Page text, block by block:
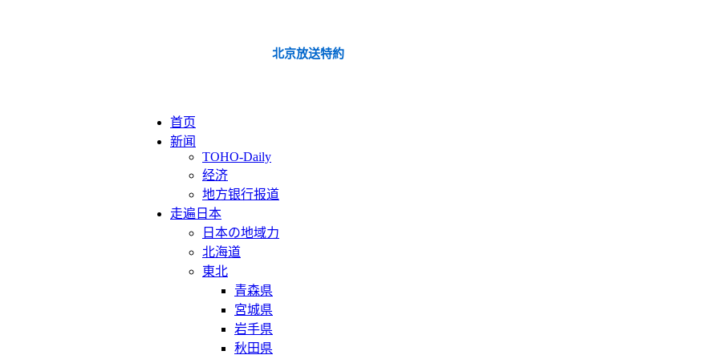
北京放送特約
首页
新闻
TOHO-Daily
经济
地方银行报道
走遍日本
日本の地域力
北海道
東北
青森県
宮城県
岩手県
秋田県